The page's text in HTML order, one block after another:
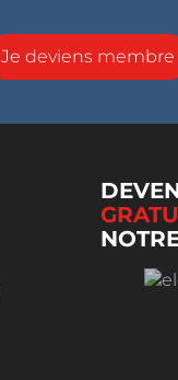
Je deviens membre